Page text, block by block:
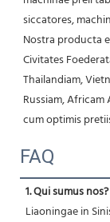
siccatores,
Nostra producta
Civitates
Thailandiam,
Russiam,
cum optimis
FAQ
1. Qui sumus nos?